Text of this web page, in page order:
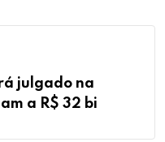
julgado na
a R$ 32 bi